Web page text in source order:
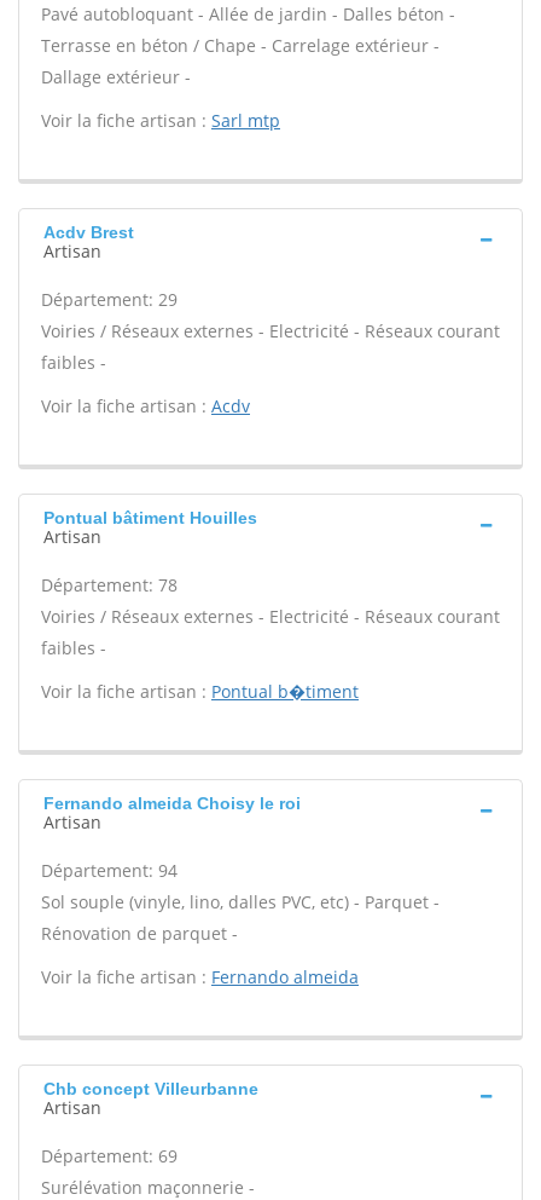
Pavé autobloquant - Allée de jardin - Dalles béton -
Terrasse en béton / Chape - Carrelage extérieur -
Dallage extérieur -
Voir la fiche artisan : Sarl mtp
Acdv Brest
Artisan
Département: 29
Voiries / Réseaux externes - Electricité - Réseaux courant
faibles -
Voir la fiche artisan : Acdv
Pontual bâtiment Houilles
Artisan
Département: 78
Voiries / Réseaux externes - Electricité - Réseaux courant
faibles -
Voir la fiche artisan : Pontual b�timent
Fernando almeida Choisy le roi
Artisan
Département: 94
Sol souple (vinyle, lino, dalles PVC, etc) - Parquet -
Rénovation de parquet -
Voir la fiche artisan : Fernando almeida
Chb concept Villeurbanne
Artisan
Département: 69
Surélévation maçonnerie -